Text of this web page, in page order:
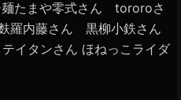
たまや零式さん tororoさ
内藤さん 黒柳小鉄さん
タンさん ほねっこライダ